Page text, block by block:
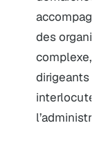
des
complexe,
dirigeants